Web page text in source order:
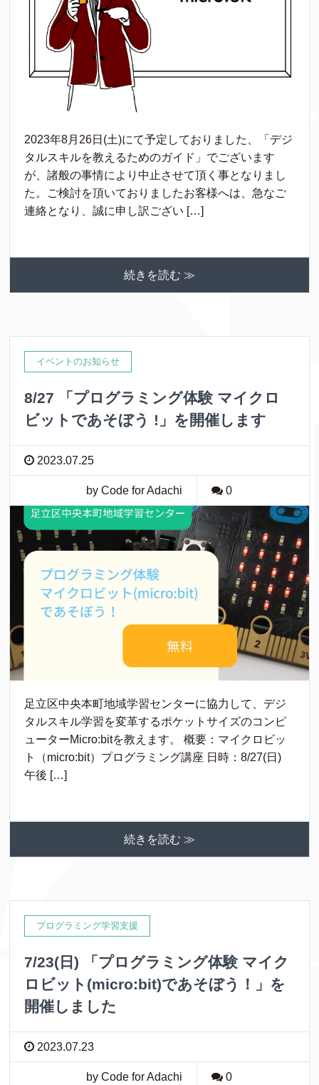
2023年8月26日(土)にて予定しておりました、「デジ
タルスキルを教えるためのガイド」でございます
が、諸般の事情により中止させて頂く事となりまし
た。ご検討を頂いておりましたお客様へは、急なご
連絡となり、誠に申し訳ござい […]
続きを読む ≫
イベントのお知らせ
8/27 「プログラミング体験 マイクロ
ビットであそぼう !」を開催します
2023.07.25
by Code for Adachi 0
足立区中央本町地域学習センターに協力して、デジ
タルスキル学習を変革するポケットサイズのコンピ
ューターMicro:bitを教えます。 概要：マイクロビッ
ト（micro:bit）プログラミング講座 日時：8/27(日)
午後 […]
続きを読む ≫
プログラミング学習支援
7/23(日) 「プログラミング体験 マイク
ロビット(micro:bit)であそぼう！」を
開催しました
2023.07.23
by Code for Adachi 0